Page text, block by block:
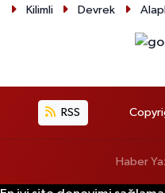
Kilimli
Devrek
RSS
Haber